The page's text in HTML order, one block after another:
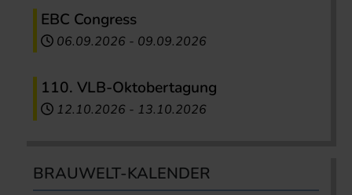
EBC Congress
06.09.2026 - 09.09.2026
110. VLB-Oktobertagung
12.10.2026 - 13.10.2026
BRAUWELT-KALENDER